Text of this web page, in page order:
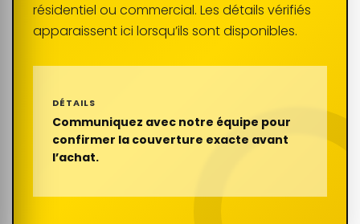
résidentiel ou commercial. Les détails vérifiés
apparaissent ici lorsqu’ils sont disponibles.
DÉTAILS
Communiquez avec notre équipe pour
confirmer la couverture exacte avant
l’achat.